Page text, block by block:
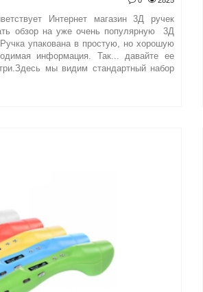
Интернет магазин 3Д ручек
обзор на уже очень популярную 3Д
упакована в простую, но хорошую
информация. Так... давайте ее
мы видим стандартный набор